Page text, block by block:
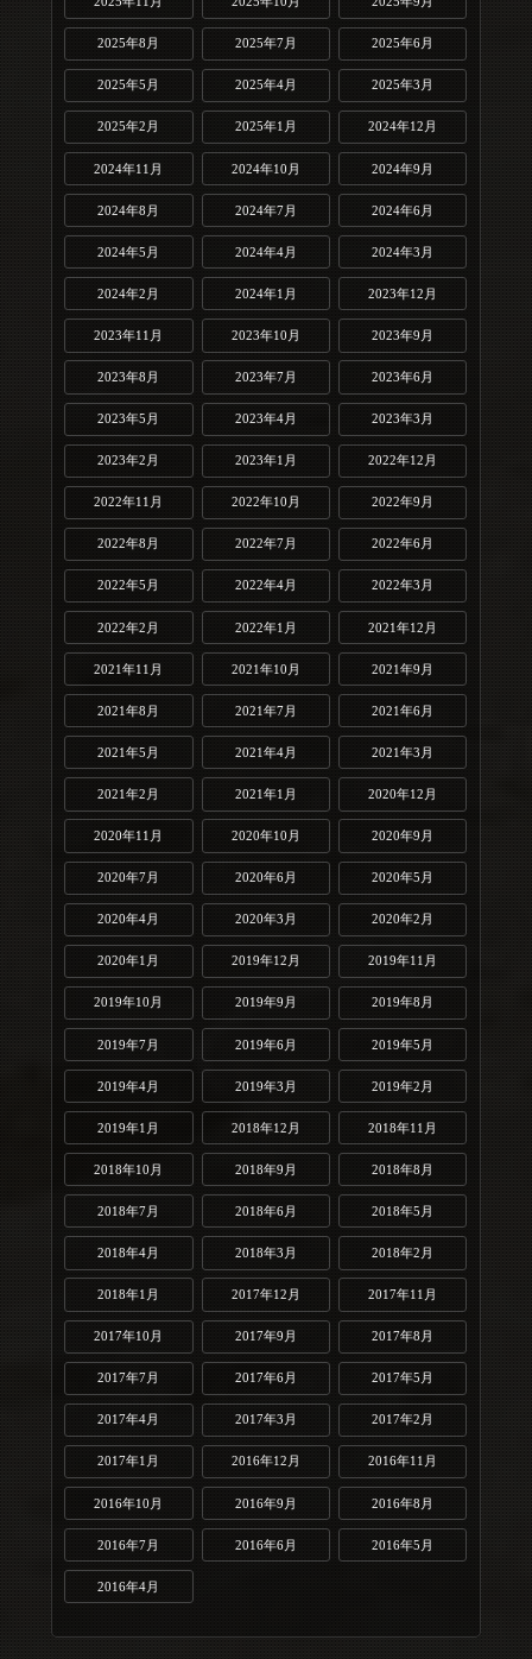
2025年8月 2025年7月 2025年6月
2025年5月 2025年4月 2025年3月
2025年2月 2025年1月 2024年12月
2024年11月 2024年10月 2024年9月
2024年8月 2024年7月 2024年6月
2024年5月 2024年4月 2024年3月
2024年2月 2024年1月 2023年12月
2023年11月 2023年10月 2023年9月
2023年8月 2023年7月 2023年6月
2023年5月 2023年4月 2023年3月
2023年2月 2023年1月 2022年12月
2022年11月 2022年10月 2022年9月
2022年8月 2022年7月 2022年6月
2022年5月 2022年4月 2022年3月
2022年2月 2022年1月 2021年12月
2021年11月 2021年10月 2021年9月
2021年8月 2021年7月 2021年6月
2021年5月 2021年4月 2021年3月
2021年2月 2021年1月 2020年12月
2020年11月 2020年10月 2020年9月
2020年7月 2020年6月 2020年5月
2020年4月 2020年3月 2020年2月
2020年1月 2019年12月 2019年11月
2019年10月 2019年9月 2019年8月
2019年7月 2019年6月 2019年5月
2019年4月 2019年3月 2019年2月
2019年1月 2018年12月 2018年11月
2018年10月 2018年9月 2018年8月
2018年7月 2018年6月 2018年5月
2018年4月 2018年3月 2018年2月
2018年1月 2017年12月 2017年11月
2017年10月 2017年9月 2017年8月
2017年7月 2017年6月 2017年5月
2017年4月 2017年3月 2017年2月
2017年1月 2016年12月 2016年11月
2016年10月 2016年9月 2016年8月
2016年7月 2016年6月 2016年5月
2016年4月